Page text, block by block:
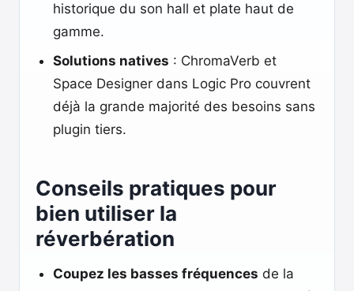
historique du son hall et plate haut de
gamme.
Solutions natives : ChromaVerb et
Space Designer dans Logic Pro couvrent
déjà la grande majorité des besoins sans
plugin tiers.
Conseils pratiques pour
bien utiliser la
réverbération
Coupez les basses fréquences de la